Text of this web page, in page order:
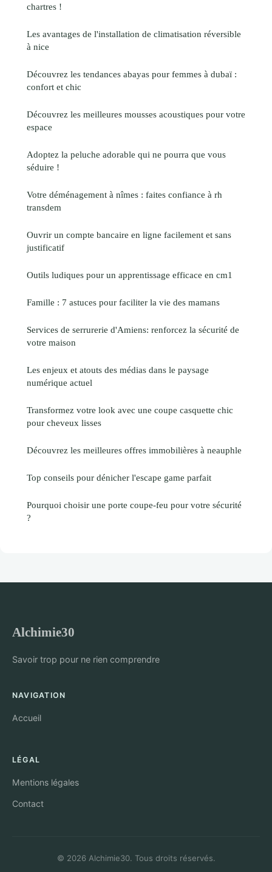
chartres !
Les avantages de l'installation de climatisation réversible
à nice
Découvrez les tendances abayas pour femmes à dubaï :
confort et chic
Découvrez les meilleures mousses acoustiques pour votre
espace
Adoptez la peluche adorable qui ne pourra que vous
séduire !
Votre déménagement à nîmes : faites confiance à rh
transdem
Ouvrir un compte bancaire en ligne facilement et sans
justificatif
Outils ludiques pour un apprentissage efficace en cm1
Famille : 7 astuces pour faciliter la vie des mamans
Services de serrurerie d'Amiens: renforcez la sécurité de
votre maison
Les enjeux et atouts des médias dans le paysage
numérique actuel
Transformez votre look avec une coupe casquette chic
pour cheveux lisses
Découvrez les meilleures offres immobilières à neauphle
Top conseils pour dénicher l'escape game parfait
Pourquoi choisir une porte coupe-feu pour votre sécurité
?
Alchimie30
Savoir trop pour ne rien comprendre
NAVIGATION
Accueil
LÉGAL
Mentions légales
Contact
© 2026 Alchimie30. Tous droits réservés.